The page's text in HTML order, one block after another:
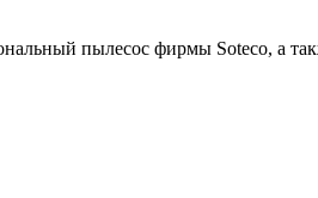
пылесос фирмы Soteco, а